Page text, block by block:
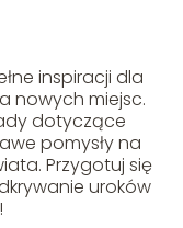
inspiracji dla
nowych miejsc.
dotyczące
pomysły na
Przygotuj się
uroków